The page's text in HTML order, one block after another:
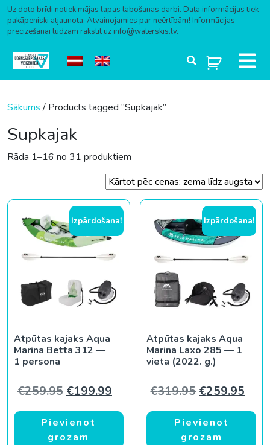
Uz doto brīdi notiek mājas lapas labošanas darbi. Daļa informācijas tiek
pakāpeniski atjaunota. Atvainojamies par neērtībām! Informācijas
precizēšanai lūdzam rakstīt uz info@waterskis.lv.
Sākums/ Products tagged “Supkajak”
Supkajak
Rāda 1–16 no 31 produktiem
Izpārdošana!
Atpūtas kajaks Aqua
Marina Betta 312 —
1 persona
€259.95 Original price was: €259.95.
€199.99 Current price is: €199.99.
Pievienot
grozam
Izpārdošana!
Atpūtas kajaks Aqua
Marina Laxo 285 — 1
vieta (2022. g.)
€319.95 Original
€259.95
Pievienot
grozam